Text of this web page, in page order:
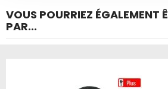
VOUS POURRIEZ ÉGALEMENT
PAR...